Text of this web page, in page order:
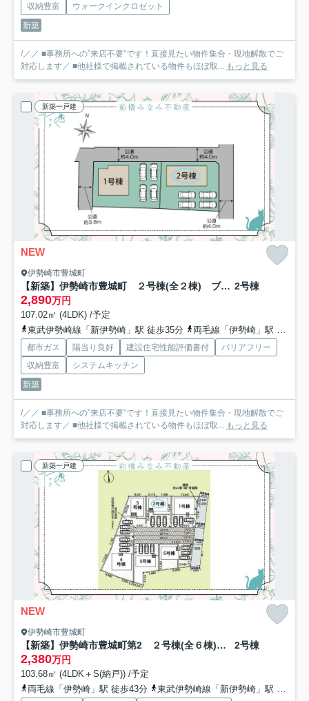
収納豊富
ウォークインクロゼット
新築
/／／ ■事務所への”来店不要”です！直接見たい物件集合・現地解散でご
対応します／ ■他社様で掲載されている物件もほぼ取... もっと見る
新築一戸建
NEW
伊勢崎市豊城町
【新築】伊勢崎市豊城町 ２号棟(全２棟) ブルーミングガーデン 新築建売分譲 2号棟
2,890万円
107.02㎡ (4LDK) /予定
東武伊勢崎線「新伊勢崎」駅 徒歩35分
両毛線「伊勢崎」駅 徒歩36分
都市ガス 陽当り良好 建設住宅性能評価書付
バリアフリー
収納豊富
システムキッチン
新築
/／／ ■事務所への”来店不要”です！直接見たい物件集合・現地解散でご
対応します／ ■他社様で掲載されている物件もほぼ取... もっと見る
新築一戸建
NEW
伊勢崎市豊城町
【新築】伊勢崎市豊城町第2 ２号棟(全６棟) クレイドルガーデン 新築建売分譲 2号棟
2,380万円
103.68㎡ (4LDK＋S(納戸)) /予定
両毛線「伊勢崎」駅 徒歩43分
東武伊勢崎線「新伊勢崎」駅 徒歩43分